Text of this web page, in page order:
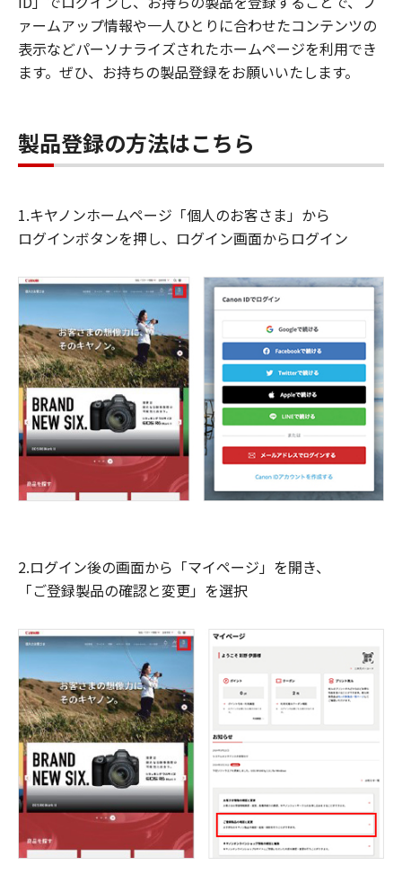
ァームアップ情報や一人ひとりに合わせたコンテンツの
表示などパーソナライズされたホームページを利用でき
ます。ぜひ、お持ちの製品登録をお願いいたします。
製品登録の方法はこちら
1.キヤノンホームページ「個人のお客さま」から
ログインボタンを押し、ログイン画面からログイン
2.ログイン後の画面から「マイページ」を開き、
「ご登録製品の確認と変更」を選択